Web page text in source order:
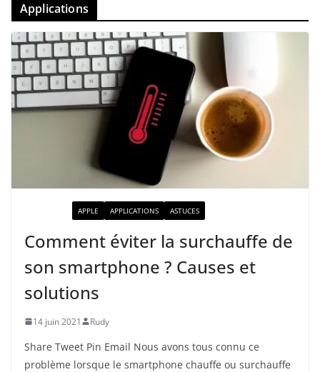
Applications
APPLE APPLICATIONS ASTUCES
Comment éviter la surchauffe de
son smartphone ? Causes et
solutions
14 juin 2021 Rudy
Share Tweet Pin Email Nous avons tous connu ce
problème lorsque le smartphone chauffe ou surchauffe